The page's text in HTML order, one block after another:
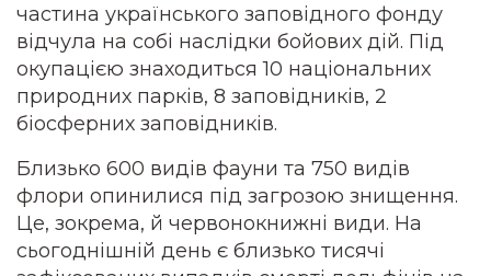
частина українського заповідного фонду
відчула на собі наслідки бойових дій. Під
окупацією знаходиться 10 національних
природних парків, 8 заповідників, 2
біосферних заповідників.
Близько 600 видів фауни та 750 видів
флори опинилися під загрозою знищення.
Це, зокрема, й червонокнижні види. На
сьогоднішній день є близько тисячі